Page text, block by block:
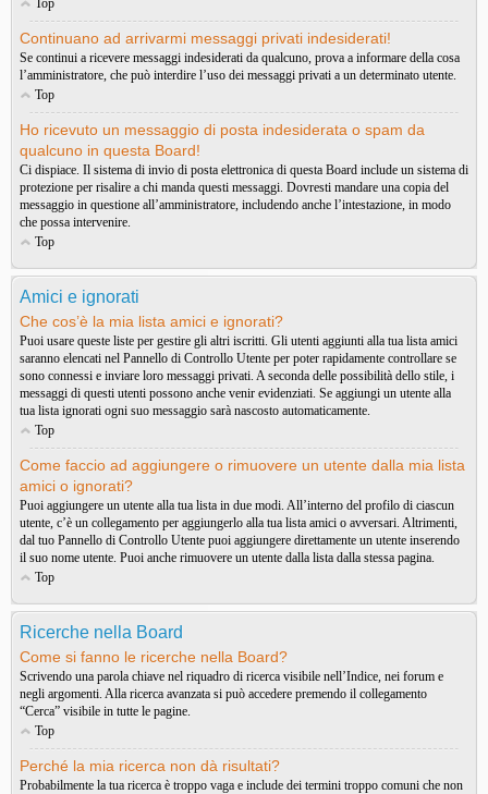
Top
Continuano ad arrivarmi messaggi privati indesiderati!
Se continui a ricevere messaggi indesiderati da qualcuno, prova a informare della cosa
l’amministratore, che può interdire l’uso dei messaggi privati a un determinato utente.
Top
Ho ricevuto un messaggio di posta indesiderata o spam da
qualcuno in questa Board!
Ci dispiace. Il sistema di invio di posta elettronica di questa Board include un sistema di
protezione per risalire a chi manda questi messaggi. Dovresti mandare una copia del
messaggio in questione all’amministratore, includendo anche l’intestazione, in modo
che possa intervenire.
Top
Amici e ignorati
Che cos’è la mia lista amici e ignorati?
Puoi usare queste liste per gestire gli altri iscritti. Gli utenti aggiunti alla tua lista amici
saranno elencati nel Pannello di Controllo Utente per poter rapidamente controllare se
sono connessi e inviare loro messaggi privati. A seconda delle possibilità dello stile, i
messaggi di questi utenti possono anche venir evidenziati. Se aggiungi un utente alla
tua lista ignorati ogni suo messaggio sarà nascosto automaticamente.
Top
Come faccio ad aggiungere o rimuovere un utente dalla mia lista
amici o ignorati?
Puoi aggiungere un utente alla tua lista in due modi. All’interno del profilo di ciascun
utente, c’è un collegamento per aggiungerlo alla tua lista amici o avversari. Altrimenti,
dal tuo Pannello di Controllo Utente puoi aggiungere direttamente un utente inserendo
il suo nome utente. Puoi anche rimuovere un utente dalla lista dalla stessa pagina.
Top
Ricerche nella Board
Come si fanno le ricerche nella Board?
Scrivendo una parola chiave nel riquadro di ricerca visibile nell’Indice, nei forum e
negli argomenti. Alla ricerca avanzata si può accedere premendo il collegamento
“Cerca” visibile in tutte le pagine.
Top
Perché la mia ricerca non dà risultati?
Probabilmente la tua ricerca è troppo vaga e include dei termini troppo comuni che non